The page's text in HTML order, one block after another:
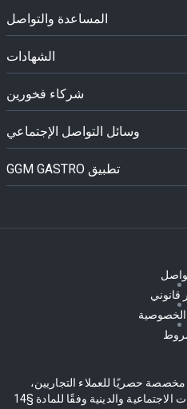
المساعدة والتواصل
الشهادات
شركاء فخورين
وسائل التواصل الإجتماعي
GGM GASTRO تطبيق
قانوني
حصريًا للعملاء التجاريين،
والسلطات، والجمعيات، والمؤسسات الاجتماعية والدينية وفقًا للمادة §14